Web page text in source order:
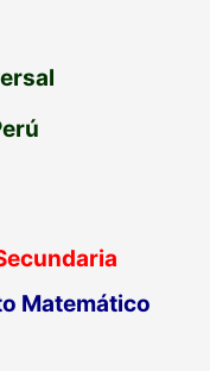
Matemático